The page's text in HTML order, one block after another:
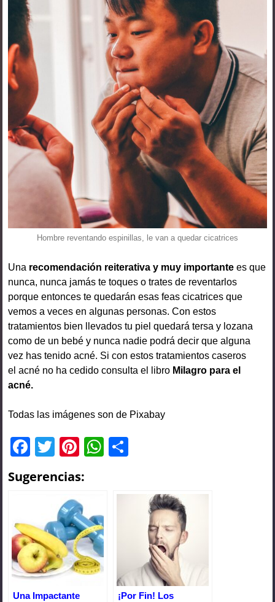
Hombre reventando espinillas, le van a quedar cicatrices
Una recomendación reiterativa y muy importante es que
nunca, nunca jamás te toques o trates de reventarlos
porque entonces te quedarán esas feas cicatrices que
vemos a veces en algunas personas. Con estos
tratamientos bien llevados tu piel quedará tersa y lozana
como de un bebé y nunca nadie podrá decir que alguna
vez has tenido acné. Si con estos tratamientos caseros
el acné no ha cedido consulta el libro Milagro para el
acné.
Todas las imágenes son de Pixabay
F
c
b
o
o
k
T
wi
tt
er
Pi
er
e
st
W
Sugerencias:
Una Impactante
¡Por Fin! Los